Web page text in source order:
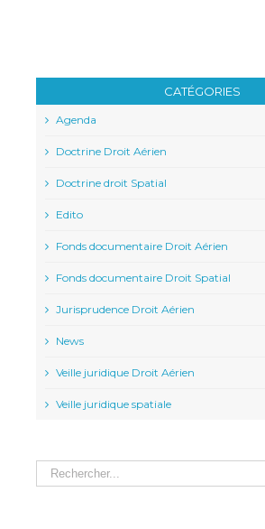
CATÉGORIES
Agenda
Doctrine Droit Aérien
Doctrine droit Spatial
Edito
Fonds documentaire Droit Aérien
Fonds documentaire Droit Spatial
Jurisprudence Droit Aérien
News
Veille juridique Droit Aérien
Veille juridique spatiale